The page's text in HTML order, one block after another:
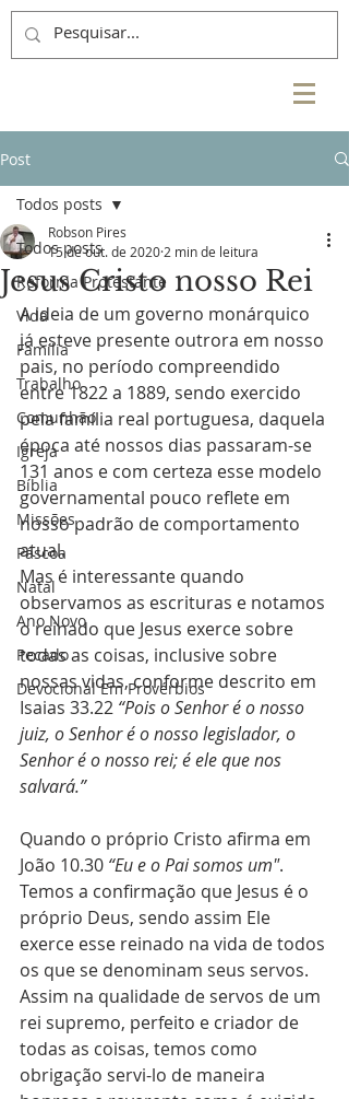
Post
Todos posts
Reforma Protestante
Vida
Família
Trabalho
Comunhão
Igreja
Bíblia
Missões
Páscoa
Natal
Ano Novo
Pecado
Devocional Em Provérbios
Todos posts
Jesus Cristo nosso Rei
Robson Pires
15 de out. de 2020 2 min de leitura
A ideia de um governo monárquico
já esteve presente outrora em nosso
pais, no período compreendido
entre 1822 a 1889, sendo exercido
pela família real portuguesa, daquela
época até nossos dias passaram-se
131 anos e com certeza esse modelo
governamental pouco reflete em
nosso padrão de comportamento
atual.
Mas é interessante quando
observamos as escrituras e notamos
o reinado que Jesus exerce sobre
todas as coisas, inclusive sobre
nossas vidas, conforme descrito em
Isaias 33.22 “Pois o Senhor é o nosso
juiz, o Senhor é o nosso legislador, o
Senhor é o nosso rei; é ele que nos
salvará.”
Quando o próprio Cristo afirma em
João 10.30 “Eu e o Pai somos um".
Temos a confirmação que Jesus é o
próprio Deus, sendo assim Ele
exerce esse reinado na vida de todos
os que se denominam seus servos.
Assim na qualidade de servos de um
rei supremo, perfeito e criador de
todas as coisas, temos como
obrigação servi-lo de maneira